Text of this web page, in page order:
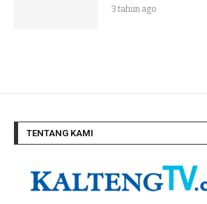
3 tahun ago
TENTANG KAMI